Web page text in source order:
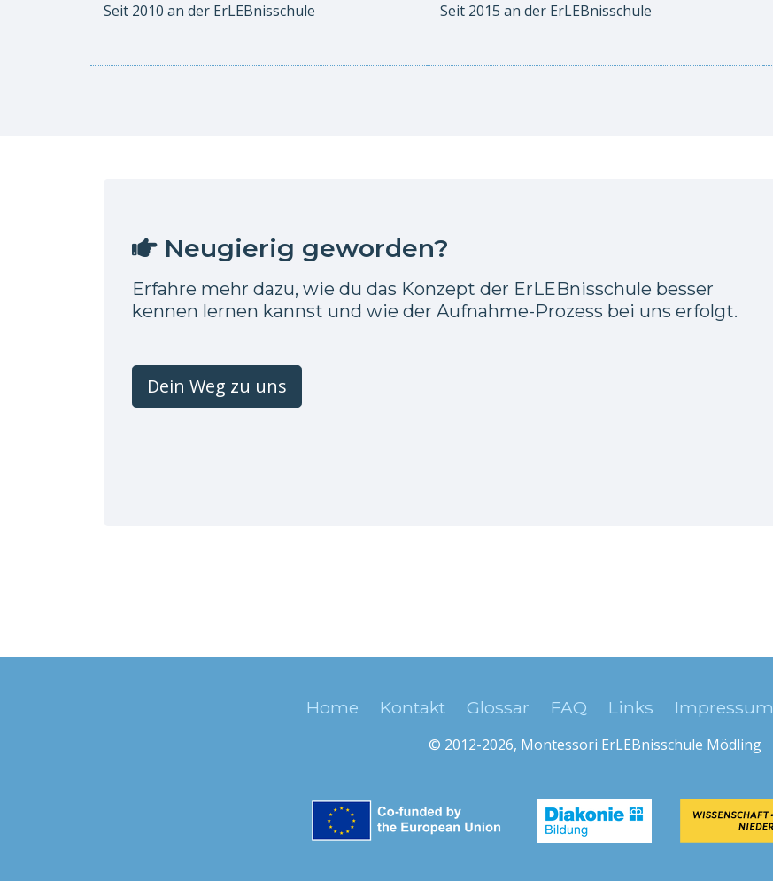
Seit 2010 an der ErLEBnisschule Seit 2015 an der ErLEBnisschule
Neugierig geworden?
Erfahre mehr dazu, wie du das Konzept der ErLEBnisschule besser
kennen lernen kannst und wie der Aufnahme-Prozess bei uns erfolgt.
Dein Weg zu uns
Home Kontakt Glossar FAQ Links Impressum
© 2012-2026, Montessori ErLEBnisschule Mödling